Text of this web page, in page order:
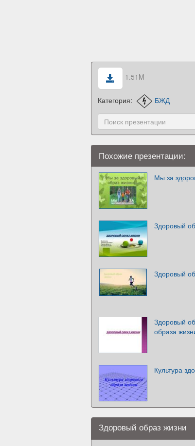
1.51M
Категория: БЖД
Похожие презентации:
Мы за
Здоровый
Здоровый
Здоровый
образа
Культура
Здоровый образ жизни